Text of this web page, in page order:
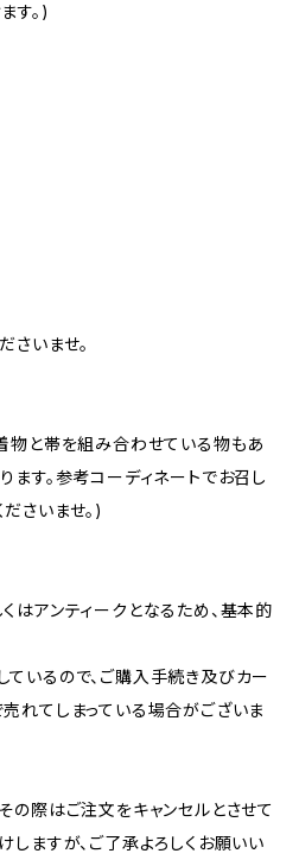
す。)
さいませ。
物と帯を組み合わせている物もあ
ます。参考コーディネートでお召し
さいませ。)
はアンティークとなるため、基本的
いるので、ご購入手続き及びカー
れてしまっている場合がございま
の際はご注文をキャンセルとさせて
しますが、ご了承よろしくお願いい